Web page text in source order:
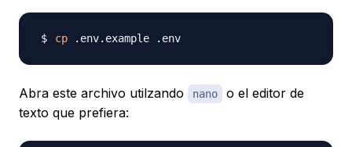
cp
Abra este archivo utilzando nano
o el editor de
texto que prefiera: